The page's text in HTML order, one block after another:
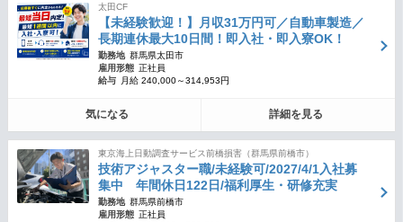
太田CF
【未経験歓迎！】月収31万円可／自動車製造／
長期連休最大10日間！即入社・即入寮OK！
勤務地 群馬県太田市
雇用形態 正社員
給与
月給 240,000～314,953円
気になる 詳細を見る
東京海上日動調査サービス前橋損害（群馬県前橋市）
技術アジャスター職/未経験可/2027/4/1入社募
集中 年間休日122日/福利厚生・研修充実
勤務地 群馬県前橋市
雇用形態 正社員